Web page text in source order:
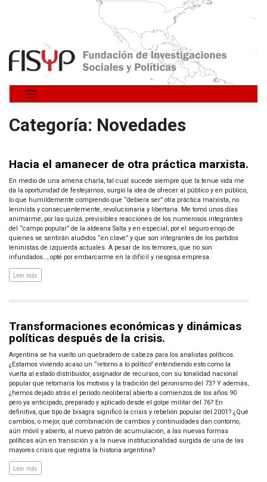
Saltar
Categoría: Novedades
Hacia el amanecer de otra práctica marxista.
En medio de una amena charla, tal cual sucede siempre que la tenue vida me
da la oportunidad de festejarnos, surgió la idea de ofrecer al público y en público,
lo que humildemente comprendo que “debiera ser” otra práctica marxista, no
leninista y consecuentemente, revolucionaria y libertaria. Me tomó unos días
animarme, por las quizá, previsibles reacciones de los numerosos integrantes
del “campo popular” de la aldeana Salta y en especial, por el seguro enojo de
quienes se sentirán aludidos “en clave” y que son integrantes de los partidos
leninistas de izquierda actuales. A pesar de los temores, que no son
infundados…, opté por embarcarme en la difícil y riesgosa empresa.
Leer más
Transformaciones económicas y dinámicas
políticas después de la crisis.
Argentina se ha vuelto un quebradero de cabeza para los analistas políticos.
¿Estamos viviendo acaso un “retorno a lo político” entendiendo esto como la
vuelta al estado distribuidor, asignador de recursos, con su tonalidad nacional
popular que retomaría los motivos y la tradición del peronismo del 73? Y además,
¿hemos dejado atrás el período neoliberal abierto a comienzos de los años 90
pero ya anticipado, preparado y aplicado desde el golpe militar del 76? En
definitiva, que tipo de bisagra significó la crisis y rebelión popular del 2001? ¿Qué
cambios, o mejor, qué combinación de cambios y continuidades dan contorno,
aún móvil y abierto, al nuevo patrón de acumulación, a las nuevas formas
políticas aún en transición y a la nueva institucionalidad surgida de una de las
mayores crisis que registra la historia argentina?
Leer más